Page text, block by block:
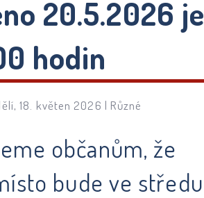
20.5.2026
hodin
18. květen 2026 | Různé
občanům, že
bude ve středu